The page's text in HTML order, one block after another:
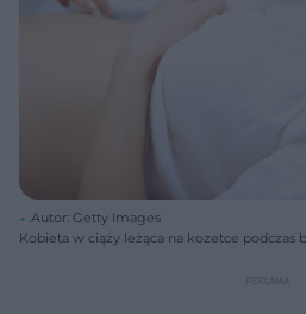
Autor: Getty Images
Kobieta w ciąży leżąca na kozetce podczas
Zdrowie znajdziesz porady ekspertów